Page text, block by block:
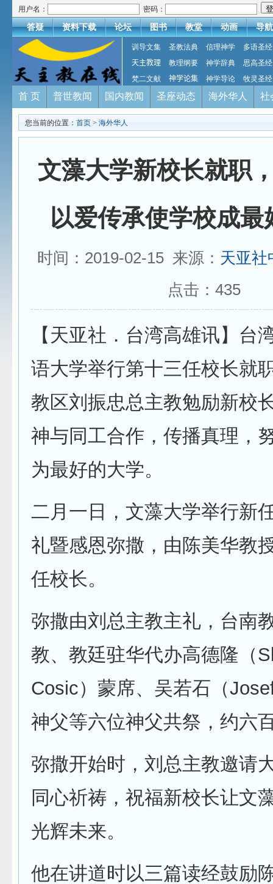
用户名： 密码：
答疑 资料下载 论坛 图书 教堂 动画 导航
训导文集 圣教法典 信理神学
多语圣经
天主教理
教理纲要 神学辞典
思高圣经
梵二文献
神学论集 神学导论 牧灵圣经
首 页 普世教闻 国内教闻 圣座动态 海外华人 社
您当前的位置： 首页 > 海外华人
文藻大学新校长就职
以爱传承使学校成最
时间：2019-02-15 来源： 天亚社
点击： 435
【天亚社．台湾高雄讯】台
语大学举行第十三任校长就
教区刘振忠总主教勉励新校
神与同工合作，传播真理，
为最好的大学。
二月一日，文藻大学举行新
礼暨感恩弥撒，由陈美华教
任校长。
弥撒由刘总主教主礼，台南
教、教廷驻华代办高德隆（
Cosic）蒙席、吴若石（
神父等六位神父共祭，约六
弥撒开始时，刘总主教邀请
同心祈祷，祝福新校长让文
光辉未来。
他在讲道时以三篇读经鼓励